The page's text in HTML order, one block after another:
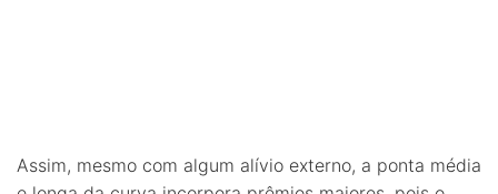
Assim, mesmo com algum alívio externo, a ponta média